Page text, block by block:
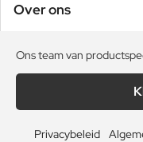
Over ons
Ons team van
Privacybeleid